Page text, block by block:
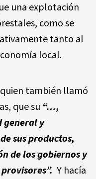
una explotación
como se
tanto al
local.
también llamó
que su “…,
general y
sus productos,
de los gobiernos y
Y hacía